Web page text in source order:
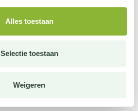
Alles toestaan
Selectie toestaan
Weigeren